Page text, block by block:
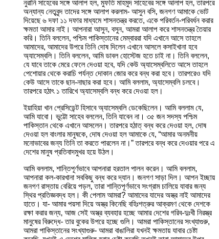
নুরানি সাহেবের সঙ্গে আলাপ হল, মুফতি মাহমুদ সাহেবের সঙ্গে আলাপ হল, তারপরে
অন্যান্য নেতৃবৃন্দ তাদের সঙ্গে আলাপ করলাম- আসুন বসি, জনগণ আমাকে ভোট
দিয়েছে ৬ দফা ১১ দফার মাধ্যমে শাসনতন্ত্র করতে, একে পরিবর্তন-পরিবর্ধন করার
ক্ষমতা আমার নাই। আপনারা আসুন, বসুন, আমরা আলাপ করে শাসনতন্ত্র তৈয়ার
করি। তিনি বললেন, পশ্চিম পাকিস্তানের মেম্বাররা যদি এখানে আসে তাহলে
আমাদের, আমাদের উপরে তিনি দোষ দিলেন এখানে আসলে কসাইখানা হবে
অ্যাসেম্বলি। তিনি বললেন, আমি ডাবল হোস্টেজ হতে চাই না। তিনি বললেন,
যে যাবে তাকে মেরে ফেলে দেওয়া হবে, যদি কেউ অ্যাসেম্বলিতে আসে তাহলে
পেশোয়ার থেকে করাচি পর্যন্ত দোকান জোর করে বন্ধ করা হবে। তারপরেও যদি
কেউ আসে তাকে ছান-নাছার করা হবে। আমি বললাম, অ্যাসেম্বলি চলবে।
তারপরে হঠাৎ ১ তারিখে অ্যাসেম্বলি বন্ধ করে দেওয়া হল।
ইয়াহিয়া খান প্রেসিডেন্ট হিসাবে অ্যাসেম্বলি ডেকেছিলেন। আমি বললাম যে,
আমি যাবো। ভুট্টো সাহেব বললেন, তিনি যাবেন না। ৩৫ জন সদস্য পশ্চিম
পাকিস্তান থেকে এখানে আসলেন। তারপরে হঠাত্ বন্ধ করে দেওয়া হল, দোষ
দেওয়া হল বাংলার মানুষকে, দোষ দেওয়া হল আমাকে যে, “আমার অনমনীয়
মনোভাবের জন্য তিনি তা করতে পারলেন না।” তারপরে বন্ধ করে দেওয়ার পরে এ
দেশের মানুষ প্রতিবাদমুখর হয়ে উঠল।
আমি বললাম, শান্তিপূর্ণভাবে আপনারা হরতাল পালন করেন। আমি বললাম,
আপনারা কল-কারখানা সবকিছু বন্ধ করে দ্যান। জনগণ সাড়া দিল। আপন ইচ্ছায়
জনগণ রাস্তায় বেরিয়ে পড়ল, তারা শান্তিপূর্ণভাবে সংগ্রাম চালিয়ে যাবার জন্য
স্থির প্রতিজ্ঞবদ্ধ হল। কী পেলাম আমরা? আমাদের যাদের অস্ত্র নাই আমাদের
হাতে। যা- আমার পয়সা দিয়ে অস্ত্র কিনেছি বহিঃশত্রুর আক্রমণ থেকে দেশকে
রক্ষা করার জন্য, আজ সেই অস্ত্র ব্যবহার হচ্ছে আমার দেশের গরিব-দুঃখী নিরস্ত্র
মানুষের বিরুদ্ধে- তার বুকের উপরে হচ্ছে গুলি। আমরা পাকিস্তানের সংখ্যাগুরু,
আমরা পাকিস্তানের সংখ্যাগুরু- আমরা বাঙালিরা যখনই ক্ষমতায় যাবার চেষ্টা